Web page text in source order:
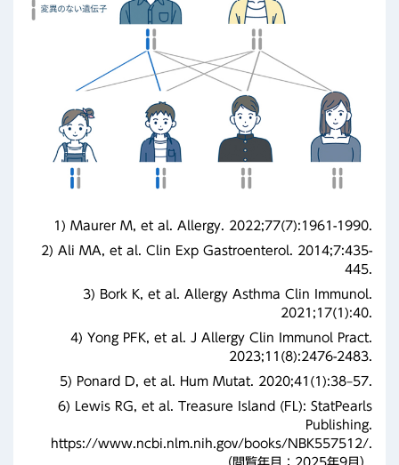
1) Maurer M, et al. Allergy. 2022;77(7):1961-1990.
2) Ali MA, et al. Clin Exp Gastroenterol. 2014;7:435-
445.
3) Bork K, et al. Allergy Asthma Clin Immunol.
2021;17(1):40.
4) Yong PFK, et al. J Allergy Clin Immunol Pract.
2023;11(8):2476-2483.
5) Ponard D, et al. Hum Mutat. 2020;41(1):38–57.
6) Lewis RG, et al. Treasure Island (FL): StatPearls
Publishing.
https://www.ncbi.nlm.nih.gov/books/NBK557512/.